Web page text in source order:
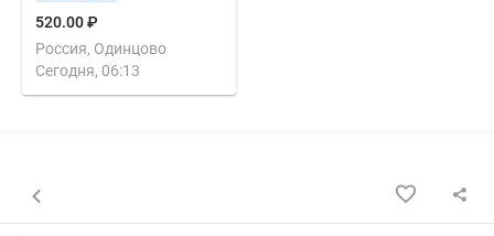
520.00 ₽
Россия, Одинцово
Сегодня, 06:13
Назад к списку объявлений